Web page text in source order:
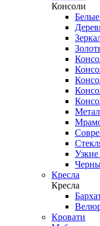
Консоли
Кресла
Кресла
Кровати